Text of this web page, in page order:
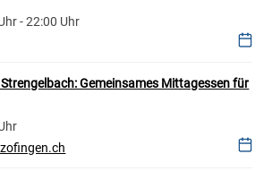
- 22:00 Uhr
Gemeinsames Mittagessen für